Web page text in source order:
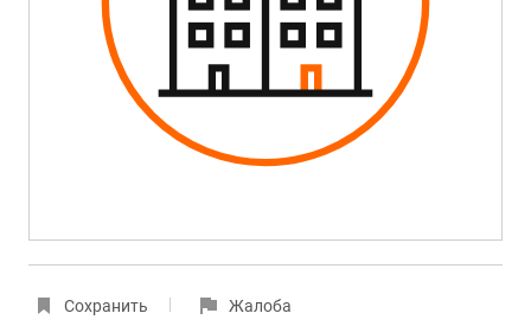
Сохранить Жалоба